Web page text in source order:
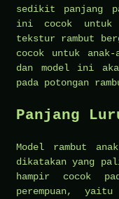
sedikit panjang
ini cocok untuk
tekstur rambut
cocok untuk
dan model ini
pada potongan
Panjang
Model rambut
dikatakan yang
hampir cocok
perempuan,